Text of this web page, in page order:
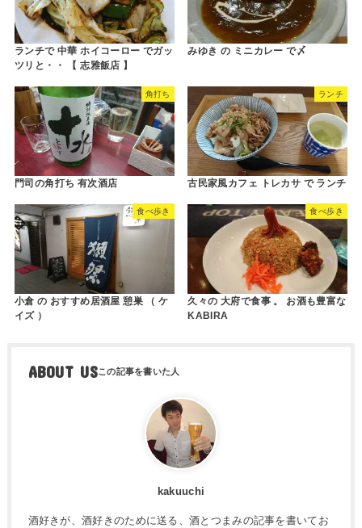
ランチで 中華 ホイコーロー でガッ
ツリと・・ 【 志雅飯店 】
みゆき の ミニカレー で〆
角打ち
門司の角打ち 有次酒店
ランチ
古民家風カフェ トレカサ で ランチ
食べ歩き
小倉 の おすすめ居酒屋 憩巣 （ ケ
イズ ）
食べ歩き
久々の 大府で食事 。 お酒も豊富な
KABIRA
ABOUT US
kakuuchi
酒好きが、酒好きのために送る、酒とつまみの記事を書いてお